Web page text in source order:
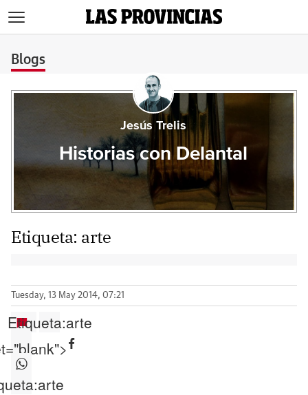
Blogs
Jesús Trelis
Historias con Delantal
Etiqueta: arte
Tuesday, 13 May 2014, 07:21
Etiqueta:arte
arte